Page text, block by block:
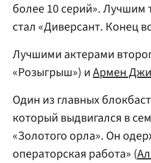
более 10 серий».
стал «Диверсант. Конец
Лучшими актерами
«Розыгрыш») иАрмен
Один из главных
который выдвигался в
«Золотого орла». Он
операторская работа» (